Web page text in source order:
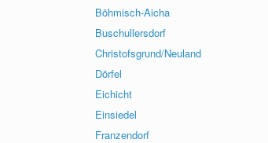
Böhmisch-Aicha
Buschullersdorf
Christofsgrund/Neuland
Dörfel
Eichicht
Einsiedel
Franzendorf